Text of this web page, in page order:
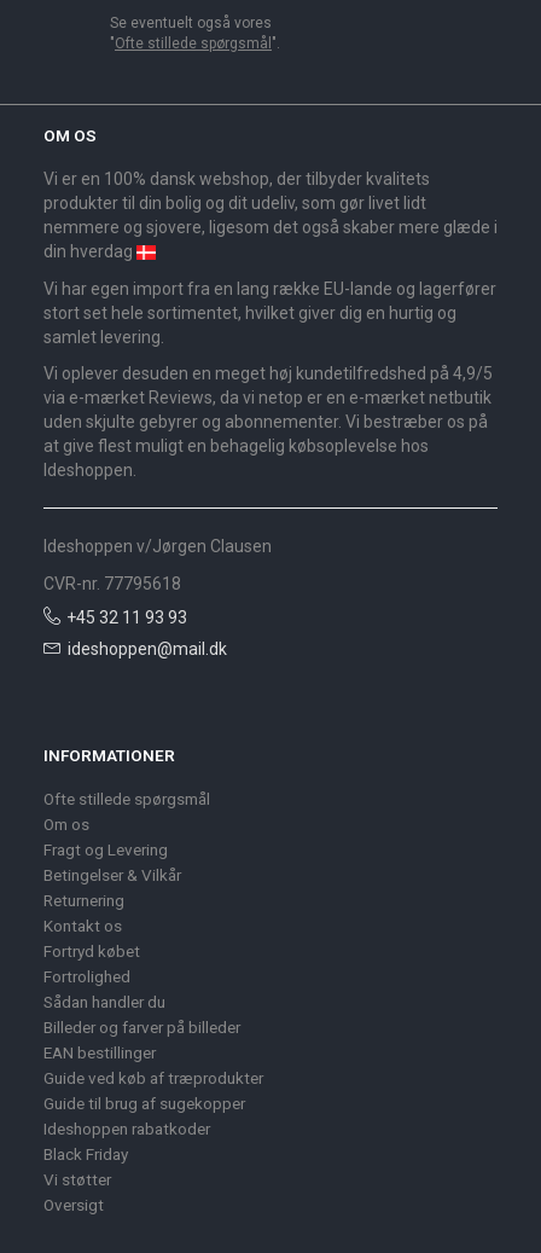
Se eventuelt også vores
"Ofte stillede spørgsmål ".
OM OS
Vi er en 100% dansk webshop, der tilbyder kvalitets
produkter til din bolig og dit udeliv, som gør livet lidt
nemmere og sjovere, ligesom det også skaber mere glæde i
din hverdag
Vi har egen import fra en lang række EU-lande og lagerfører
stort set hele sortimentet, hvilket giver dig en hurtig og
samlet levering.
Vi oplever desuden en meget høj kundetilfredshed på 4,9/5
via e-mærket Reviews, da vi netop er en e-mærket netbutik
uden skjulte gebyrer og abonnementer. Vi bestræber os på
at give flest muligt en behagelig købsoplevelse hos
Ideshoppen.
Ideshoppen v/Jørgen Clausen
CVR-nr. 77795618
+45 32 11 93 93
ideshoppen@mail.dk
INFORMATIONER
Ofte stillede spørgsmål
Om os
Fragt og Levering
Betingelser & Vilkår
Returnering
Kontakt os
Fortryd købet
Fortrolighed
Sådan handler du
Billeder og farver på billeder
EAN bestillinger
Guide ved køb af træprodukter
Guide til brug af sugekopper
Ideshoppen rabatkoder
Black Friday
Vi støtter
Oversigt